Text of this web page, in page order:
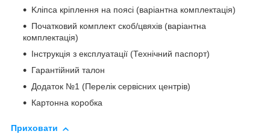
Kліпса кріплення на поясі (варіантна комплектація)
Початковий комплект скоб/цвяхів (варіантна
комплектація)
Інструкція з експлуатації (Технічний паспорт)
Гарантійний талон
Додаток №1 (Перелік сервісних центрів)
Картонна коробка
Приховати